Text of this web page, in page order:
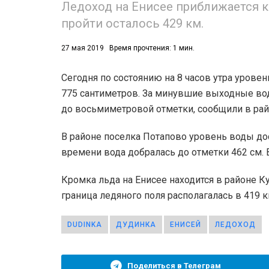
Ледоход на Енисее приближается
пройти осталось 429 км.
27 мая 2019 Время прочтения: 1 мин.
Сегодня по состоянию на 8 часов утра
775 сантиметров. За минувшие выходные
до восьмиметровой отметки, сообщили в
В районе поселка Потапово уровень воды
времени вода добралась до отметки 462
Кромка льда на Енисее находится в районе
граница ледяного поля располагалась в 419
DUDINKA ДУДИНКА ЕНИСЕЙ ЛЕДОХОД
Поделиться в Телеграм